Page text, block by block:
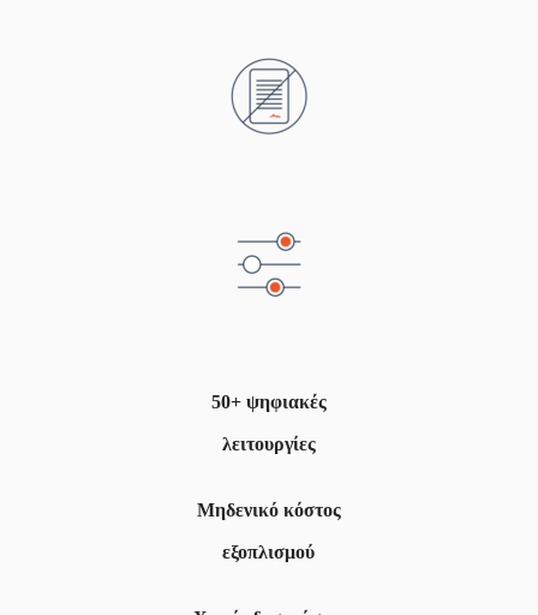
50+ ψηφιακές
λειτουργίες
Μηδενικό κόστος
εξοπλισμού